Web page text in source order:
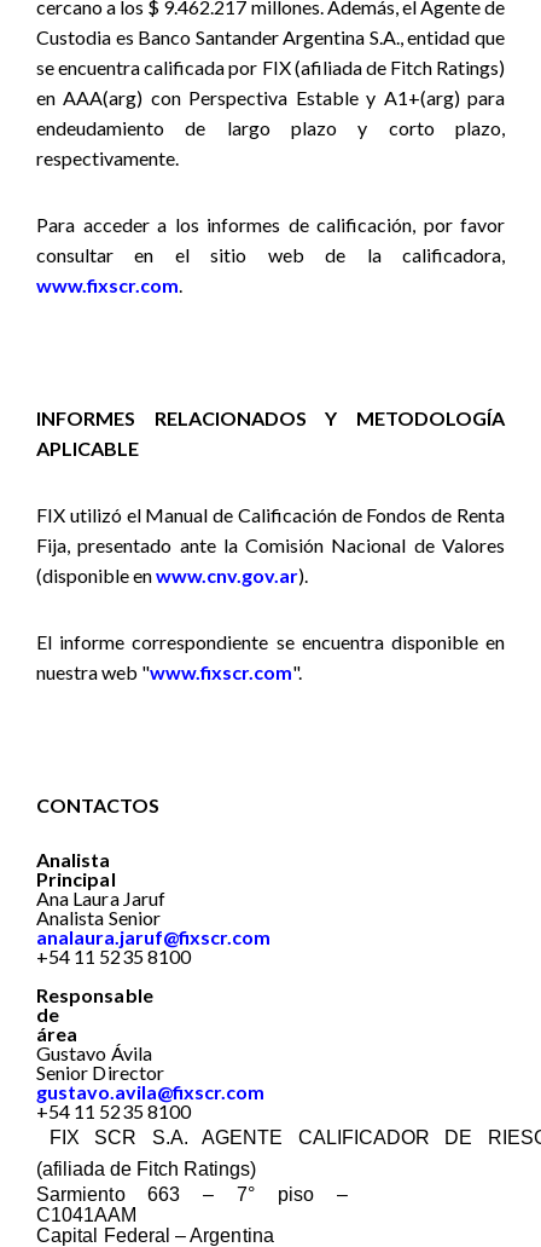
cercano a los $ 9.462.217 millones. Además, el Agente de
Custodia es Banco Santander Argentina S.A., entidad que
se encuentra calificada por FIX (afiliada de Fitch Ratings)
en AAA(arg) con Perspectiva Estable y A1+(arg) para
endeudamiento de largo plazo y corto plazo,
respectivamente.
Para acceder a los informes de calificación, por favor
consultar en el sitio web de la calificadora,
www.fixscr.com
INFORMES RELACIONADOS Y METODOLOGÍA
APLICABLE
FIX utilizó el Manual de Calificación de Fondos de Renta
Fija,presentado ante la Comisión Nacional de Valores
(disponible enwww.cnv.gov.ar).
El informe correspondiente se encuentra disponible en
nuestra web "www.fixscr.com".
CONTACTOS
Analista
Principal
Ana Laura Jaruf
Analista Senior
analaura.jaruf@fixscr.com
+54 11 5235 8100
Responsable
de
área
Gustavo Ávila
Senior Director
gustavo.avila@fixscr.com
+54 11 5235 8100
FIX SCR S.A. AGENTE CALIFICADOR DE
(afiliada de Fitch Ratings)
Sarmiento 663 – 7° piso –
C1041AAM
Capital Federal – Argentina